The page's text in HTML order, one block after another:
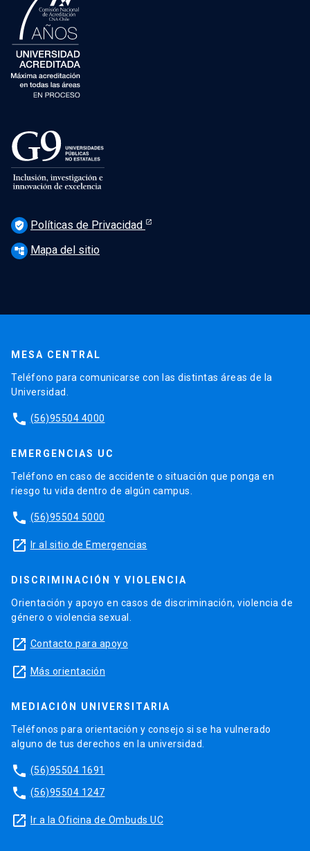
verified_user Políticas de Privacidad
account_tree Mapa del sitio
MESA CENTRAL
Teléfono para comunicarse con las distintas áreas de la
Universidad.
phone (56)95504 4000
EMERGENCIAS UC
Teléfono en caso de accidente o situación que ponga en
riesgo tu vida dentro de algún campus.
phone (56)95504 5000
launch Ir al sitio de Emergencias
DISCRIMINACIÓN Y VIOLENCIA
Orientación y apoyo en casos de discriminación, violencia de
género o violencia sexual.
launch Contacto para apoyo
launch Más orientación
MEDIACIÓN UNIVERSITARIA
Teléfonos para orientación y consejo si se ha vulnerado
alguno de tus derechos en la universidad.
phone (56)95504 1691
phone (56)95504 1247
launch Ir a la Oficina de Ombuds UC